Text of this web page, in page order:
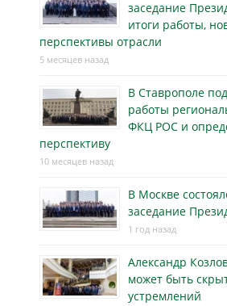
заседание
итоги работы,
перспективы отрасли
5 месяцев назад
В Ставрополе
работы
ФКЦ РОС и
перспективу
10 месяцев назад
В Москве
заседание
1 год назад
Александр
может быть
устремлений